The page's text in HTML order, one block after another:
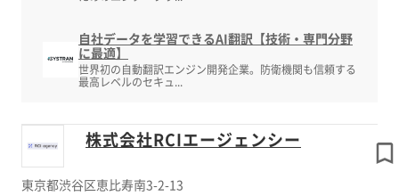
自社データを学習できるAI翻訳【技術・専門分野
に最適】
世界初の自動翻訳エンジン開発企業。防衛機関も信頼する
最高レベルのセキュ...
株式会社RCIエージェンシー
東京都渋谷区恵比寿南3-2-13